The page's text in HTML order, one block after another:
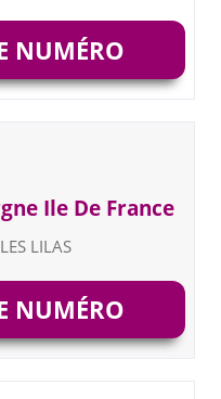
NUMÉRO
Ile De France
LILAS
NUMÉRO